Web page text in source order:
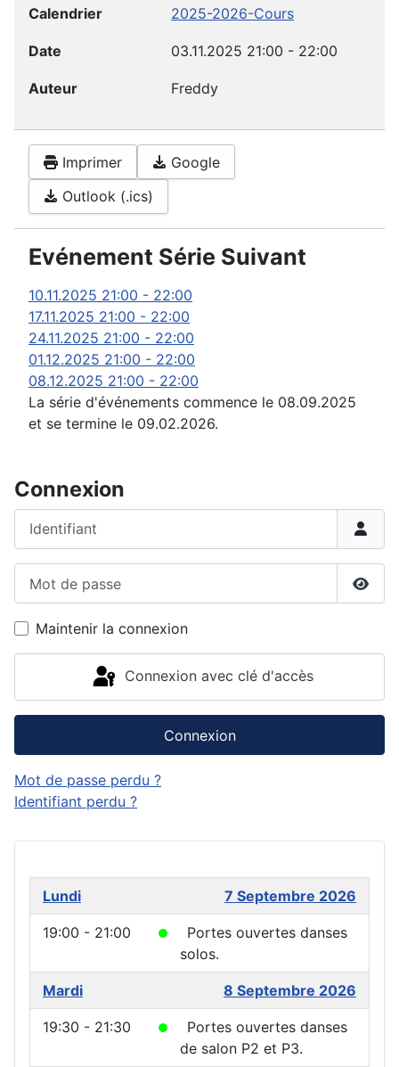
Calendrier 2025-2026-Cours
Date 03.11.2025 21:00 - 22:00
Auteur Freddy
Imprimer
Google
Outlook (.ics)
Evénement Série Suivant
10.11.2025 21:00 - 22:00
17.11.2025 21:00 - 22:00
24.11.2025 21:00 - 22:00
01.12.2025 21:00 - 22:00
08.12.2025 21:00 - 22:00
La série d'événements commence le 08.09.2025
et se termine le 09.02.2026.
Connexion
Maintenir la connexion
Connexion avec clé d'accès
Connexion
Mot de passe perdu ?
Identifiant perdu ?
Lundi 7 Septembre 2026
19:00 - 21:00
Portes ouvertes danses
solos.
Mardi 8 Septembre 2026
19:30 - 21:30
Portes ouvertes danses
de salon P2 et P3.